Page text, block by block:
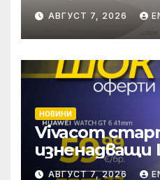
надхвърлиха
патентни
световен
АВГУСТ 7, 2026
НОВИНИ
Vivacom
през август
АВГУСТ 7, 2026